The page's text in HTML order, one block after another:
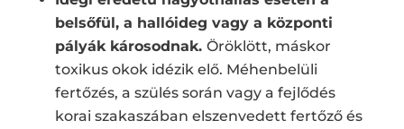
belsőfül, a hallóideg vagy a központi
pályák károsodnak. Öröklött, máskor
toxikus okok idézik elő. Méhenbelüli
fertőzés, a szülés során vagy a fejlődés
korai szakaszában elszenvedett fertőző és